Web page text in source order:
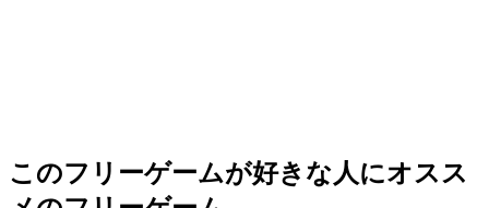
このフリーゲームが好きな人にオスス